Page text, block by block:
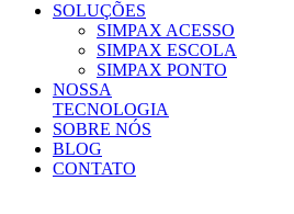
SOLUÇÕES
SIMPAX ACESSO
SIMPAX ESCOLA
SIMPAX PONTO
NOSSA
TECNOLOGIA
SOBRE NÓS
BLOG
CONTATO